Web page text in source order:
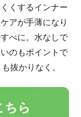
くするインナー
アが手薄になり
べに。水なしで
のもポイントで
抜かりなく。